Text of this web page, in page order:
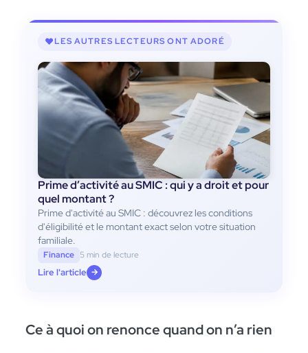
LES AUTRES LECTEURS ONT ADORÉ
Prime d’activité au SMIC : qui y a droit et pour
quel montant ?
Prime d'activité au SMIC : découvrez les conditions
d'éligibilité et le montant exact selon votre situation
familiale.
Finance 5 min de lecture
Lire l'article →
Ce à quoi on renonce quand on n’a rien